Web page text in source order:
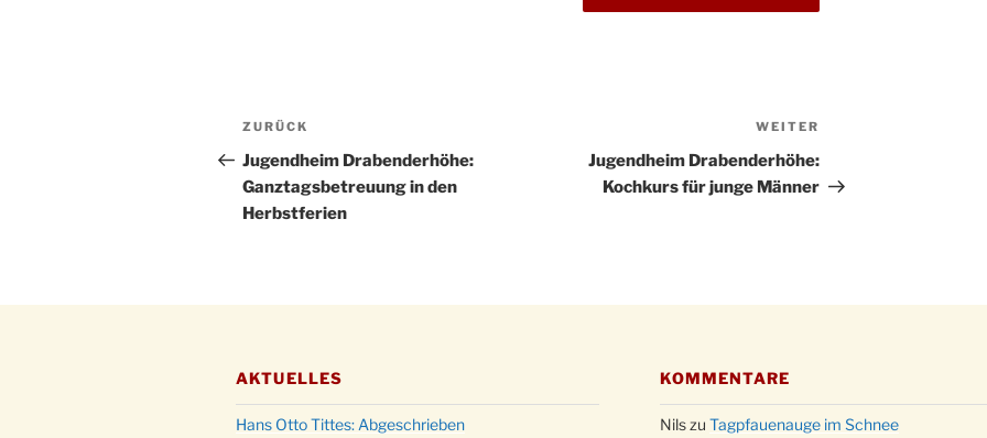
Beitragsnavigation
Vorheriger
Beitrag
ZURÜCK
Jugendheim Drabenderhöhe:
Ganztagsbetreuung in den
Herbstferien
Beitrag
WEITER
Jugendheim Drabenderhöhe:
Kochkurs für junge Männer
Ev.
24.12.
AKTUELLES
Hans Otto Tittes: Abgeschrieben
KOMMENTARE
Nilszu Tagpfauenauge im Schnee